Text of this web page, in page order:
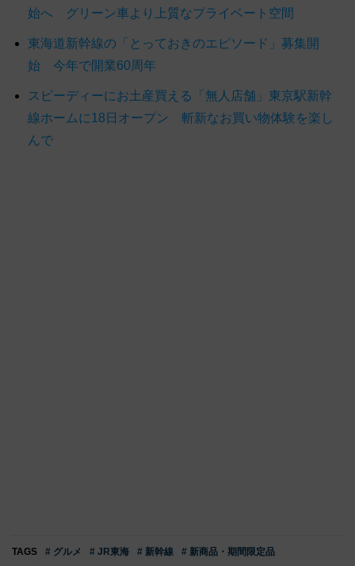
始へ グリーン車より上質なプライベート空間
東海道新幹線の「とっておきのエピソード」募集開
始 今年で開業60周年
スピーディーにお土産買える「無人店舗」東京駅新幹
線ホームに18日オープン 斬新なお買い物体験を楽し
んで
TAGS # グルメ # JR東海 # 新幹線
# 新商品・期間限定品